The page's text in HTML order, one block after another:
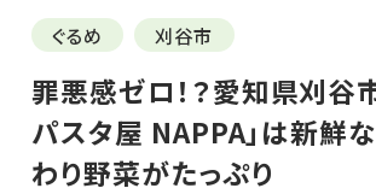
ぐるめ 刈谷市
罪悪感ゼロ！？愛知県刈谷
パスタ屋 NAPPA」は新鮮
わり野菜がたっぷり